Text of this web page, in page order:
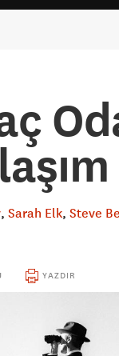
Sarah Elk Steve
YAZDIR